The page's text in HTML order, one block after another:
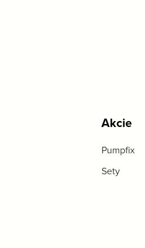
Akcie
Pumpfix
Sety